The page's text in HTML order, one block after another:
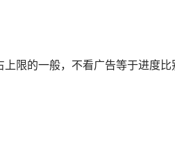
上限的一般，不看广告等于进度比